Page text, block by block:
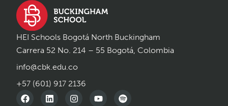
HEI Schools Bogotá North Buckingham
Carrera 52 No. 214 – 55 Bogotá, Colombia
info@cbk.edu.co
+57 (601) 917 2136